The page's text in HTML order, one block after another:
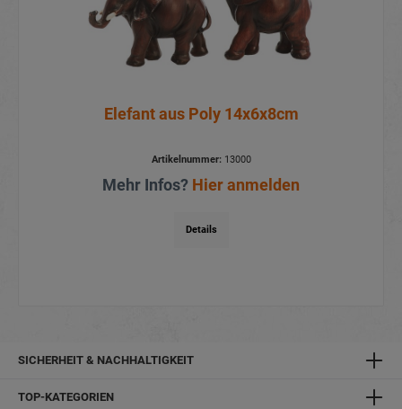
Elefant aus Poly 14x6x8cm
Artikelnummer:13000
Mehr Infos? Hier anmelden
Details
SICHERHEIT & NACHHALTIGKEIT
TOP-KATEGORIEN